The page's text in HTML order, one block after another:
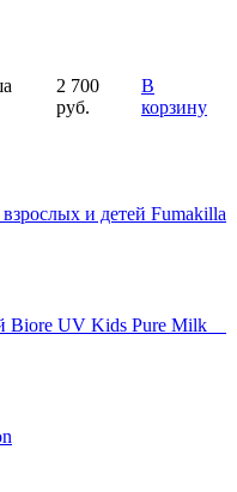
2 700
руб.
В
корзину
и детей Fumakilla
Biore UV Kids Pure Milk